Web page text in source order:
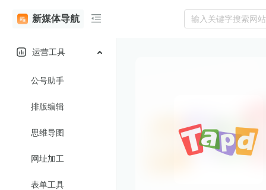
新媒体导航
运营工具
公号助手
排版编辑
思维导图
网址加工
表单工具